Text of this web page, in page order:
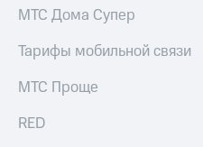
Рынок
Еврооблигации-
МТС Дома Супер
Тарифы мобильной связи
МТС Проще
RED